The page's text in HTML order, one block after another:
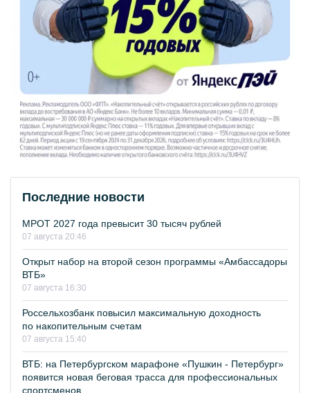
Последние новости
МРОТ 2027 года превысит 30 тысяч рублей
07 августа 20:46
Открыт набор на второй сезон программы «Амбассадоры
ВТБ»
07 августа 16:30
Россельхозбанк повысил максимальную доходность
по накопительным счетам
07 августа 15:40
ВТБ: на Петербургском марафоне «Пушкин - Петербург»
появится новая беговая трасса для профессиональных
спортсменов